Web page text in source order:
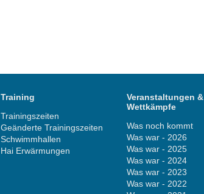
Training
Trainingszeiten
Geänderte Trainingszeiten
Schwimmhallen
Hai Erwärmungen
Veranstaltungen &
Wettkämpfe
Was noch kommt
Was war - 2026
Was war - 2025
Was war - 2024
Was war - 2023
Was war - 2022